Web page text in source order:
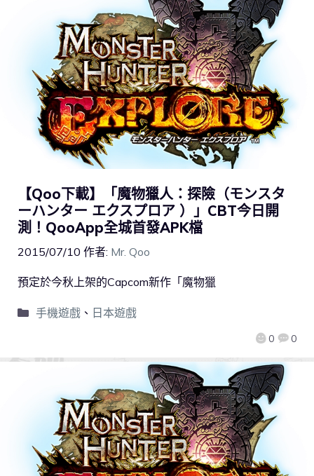
【Qoo下載】「魔物獵人：探險（モンスタ
ーハンター エクスプロア ）」CBT今日開
測！QooApp全城首發APK檔
2015/07/10 作者: Mr. Qoo
0 0
預定於今秋上架的Capcom新作「魔物獵
手機遊戲、 日本遊戲